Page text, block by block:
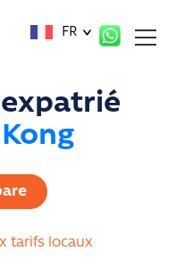
FR
tarifs locaux